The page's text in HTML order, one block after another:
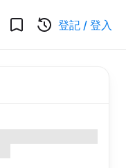
登記 / 登入